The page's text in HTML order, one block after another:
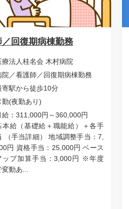
回復期病棟勤務
療法人桂名会 木村病院
院／看護師／回復期病棟勤務
寄駅から徒歩10分
勤(夜勤あり)
給：311,000円～360,000円
本給（基礎給＋職能給）＋各手
（手当詳細） 地域調整手当：7,
円 資格手当：25,000円 ベース
ップ加算手当：3,000円 ※年度
変動あ...